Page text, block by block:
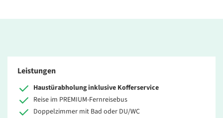
Leistungen
Haustürabholung inklusive Kofferservice
Reise im PREMIUM-Fernreisebus
Doppelzimmer mit Bad oder DU/WC